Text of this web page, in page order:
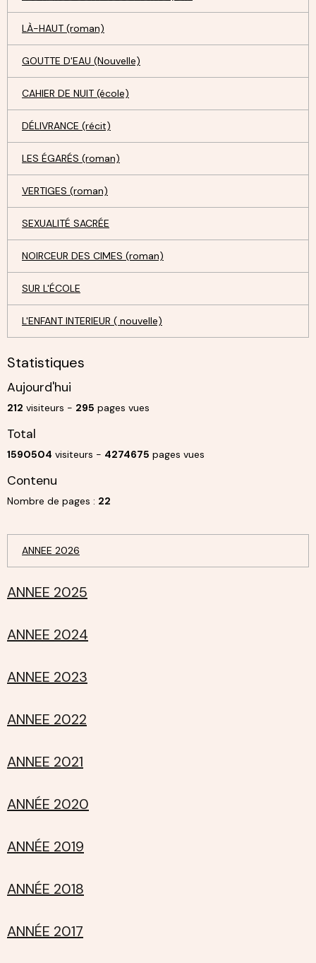
LÀ-HAUT (roman)
GOUTTE D'EAU (Nouvelle)
CAHIER DE NUIT (école)
DÉLIVRANCE (récit)
LES ÉGARÉS (roman)
VERTIGES (roman)
SEXUALITÉ SACRÉE
NOIRCEUR DES CIMES (roman)
SUR L'ÉCOLE
L'ENFANT INTERIEUR ( nouvelle)
Statistiques
Aujourd'hui
212 visiteurs - 295 pages vues
Total
1590504 visiteurs - 4274675 pages vues
Contenu
Nombre de pages : 22
ANNEE 2026
ANNEE 2025
ANNEE 2024
ANNEE 2023
ANNEE 2022
ANNEE 2021
ANNÉE 2020
ANNÉE 2019
ANNÉE 2018
ANNÉE 2017